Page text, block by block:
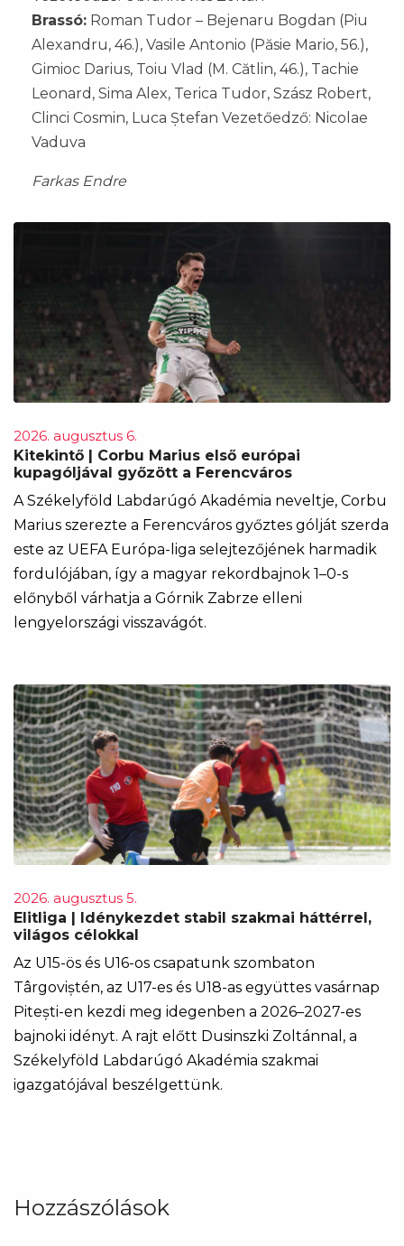
Brassó: Roman Tudor – Bejenaru Bogdan (Piu
Alexandru, 46.), Vasile Antonio (Păsie Mario, 56.),
Gimioc Darius, Toiu Vlad (M. Cătlin, 46.), Tachie
Leonard, Sima Alex, Terica Tudor, Szász Robert,
Clinci Cosmin, Luca Ștefan Vezetőedző: Nicolae
Vaduva
Farkas Endre
2026. augusztus 6.
Kitekintő | Corbu Marius első európai
kupagóljával győzött a Ferencváros
A Székelyföld Labdarúgó Akadémia neveltje, Corbu
Marius szerezte a Ferencváros győztes gólját szerda
este az UEFA Európa-liga selejtezőjének harmadik
fordulójában, így a magyar rekordbajnok 1–0-s
előnyből várhatja a Górnik Zabrze elleni
lengyelországi visszavágót.
2026. augusztus 5.
Elitliga | Idénykezdet stabil szakmai háttérrel,
világos célokkal
Az U15-ös és U16-os csapatunk szombaton
Târgoviștén, az U17-es és U18-as együttes vasárnap
Pitești-en kezdi meg idegenben a 2026–2027-es
bajnoki idényt. A rajt előtt Dusinszki Zoltánnal, a
Székelyföld Labdarúgó Akadémia szakmai
igazgatójával beszélgettünk.
Hozzászólások